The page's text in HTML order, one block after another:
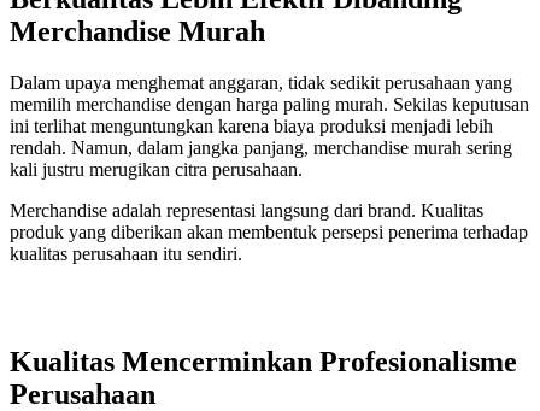
Merchandise Murah
Dalam upaya menghemat anggaran, tidak sedikit perusahaan yang
memilih merchandise dengan harga paling murah. Sekilas keputusan
ini terlihat menguntungkan karena biaya produksi menjadi lebih
rendah. Namun, dalam jangka panjang, merchandise murah sering
kali justru merugikan citra perusahaan.
Merchandise adalah representasi langsung dari brand. Kualitas
produk yang diberikan akan membentuk persepsi penerima terhadap
kualitas perusahaan itu sendiri.
Kualitas Mencerminkan Profesionalisme
Perusahaan